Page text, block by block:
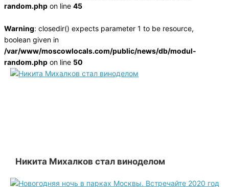
random.phpon line 45
Warning: closedir() expects parameter 1 to be resource,
boolean given in
/var/www/moscowlocals.com/public/news/db/modul-
random.phpon line 50
Никита Михалков стал виноделом